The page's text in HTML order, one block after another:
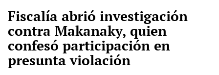
Fiscalía abrió investigación
contra Makanaky, quien
confesó participación en
presunta violación